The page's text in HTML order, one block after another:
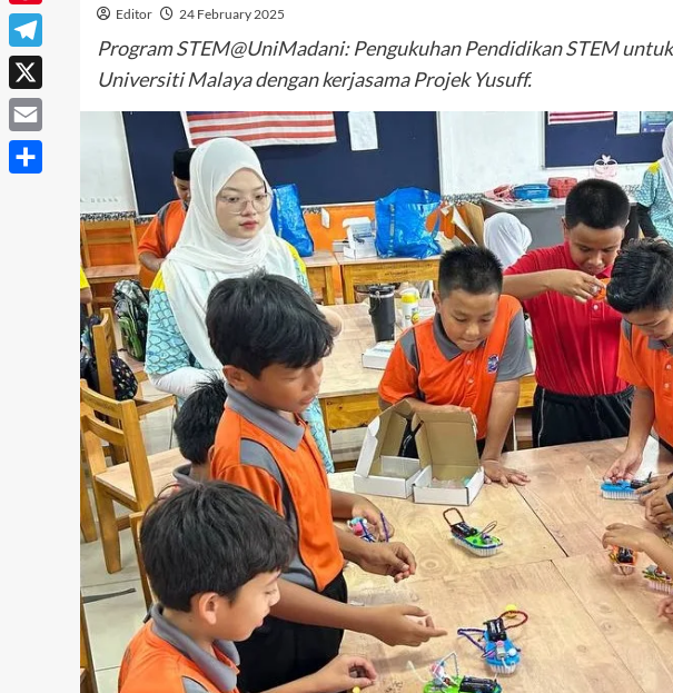
Editor 24 February 2025
Program STEM@UniMadani: Pengukuhan Pendidikan STEM
Universiti Malaya dengan kerjasama Projek Yusuff.
Pinterest
Telegram
X
Email